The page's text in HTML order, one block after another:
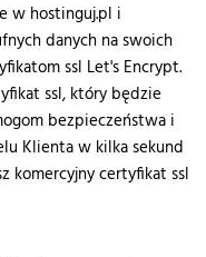
w hostinguj.pl i
danych na swoich
ssl Let's Encrypt.
ssl, który będzie
bezpieczeństwa i
Klienta w kilka sekund
komercyjny certyfikat ssl